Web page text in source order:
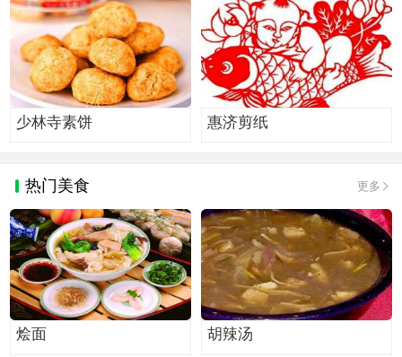
少林寺素饼 惠济剪纸
热门美食 更多
烩面 胡辣汤